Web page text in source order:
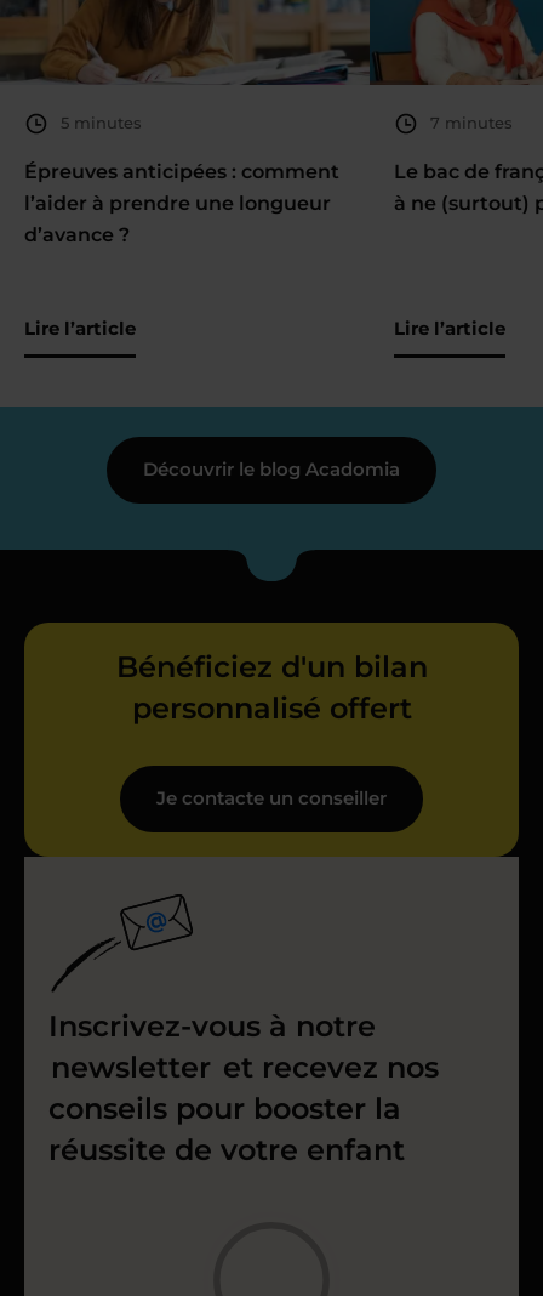
5 minutes
Épreuves anticipées : comment
l’aider à prendre une longueur
d’avance ?
Lire l’article
7 minutes
Le bac de
à ne (surtout)
Lire l’article
Découvrir le blog Acadomia
Bénéficiez d'un bilan
personnalisé offert
Je contacte un conseiller
Inscrivez-vous à notre
newsletter et recevez nos
conseils pour booster la
réussite de votre enfant